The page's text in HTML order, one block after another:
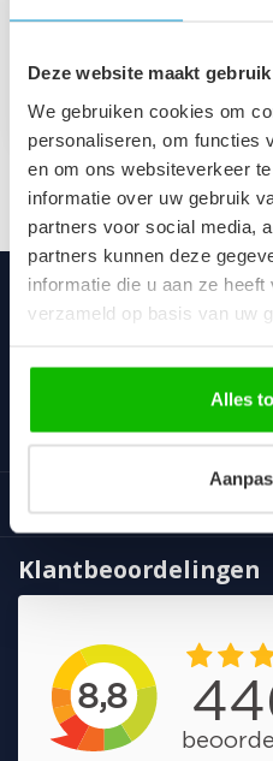
Deze website maakt
We gebruiken cookies om
personaliseren, om functies
en om ons websiteverkeer
informatie over uw gebruik
partners voor social media,
partners kunnen deze
informatie die u aan ze
verzameld op basis van uw
Alles
Op voorraad
Badplaats
Categorieën
Informatie
Klantbeoordelingen